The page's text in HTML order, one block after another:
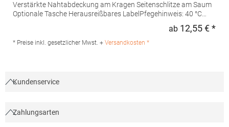
Verstärkte Nahtabdeckung am Kragen Seitenschlitze am Saum
Optionale Tasche Herausreißbares LabelPfegehinweis: 40 °C
g/m²Materialzusammensetzung: 100% Baumwolle (Heather
Grey: 85% Baumwolle / 15% Viskose)Angaben zur
ab 12,55 € *
* Preise inkl. gesetzlicher Mwst. + Versandkosten *
Kundenservice
Zahlungsarten